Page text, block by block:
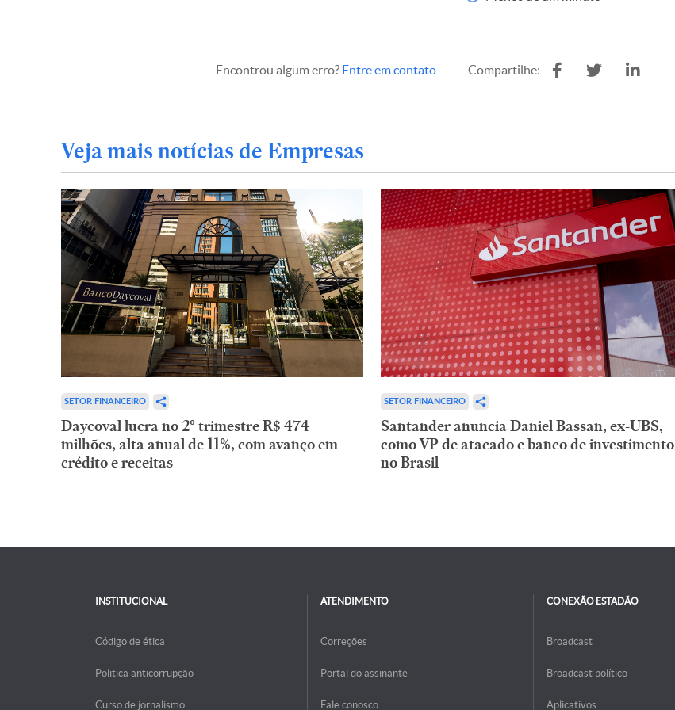
Encontrou algum erro? Entre em contato Compartilhe:
Veja mais notícias de Empresas
SETOR FINANCEIRO
Daycoval lucra no 2º trimestre R$ 474
milhões, alta anual de 11%, com avanço em
crédito e receitas
SETOR FINANCEIRO
Santander anuncia Daniel Bassan, ex-UBS,
como VP de atacado e banco de investimento
no Brasil
INSTITUCIONAL
Código de ética
Politica anticorrupção
Curso de jornalismo
ATENDIMENTO
Correções
Portal do assinante
Fale conosco
CONEXÃO ESTADÃO
Broadcast
Broadcast político
Aplicativos